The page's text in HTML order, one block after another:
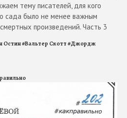
тему писателей, для кого
сада было не менее важным
произведений. Часть 3
Остин#Вальтер Скотт#Джордж